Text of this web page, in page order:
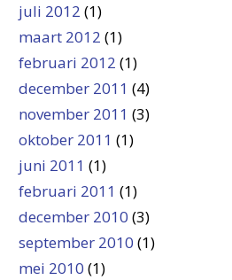
juli 2012 (1)
maart 2012 (1)
februari 2012 (1)
december 2011 (4)
november 2011 (3)
oktober 2011 (1)
juni 2011 (1)
februari 2011 (1)
december 2010 (3)
september 2010 (1)
mei 2010 (1)